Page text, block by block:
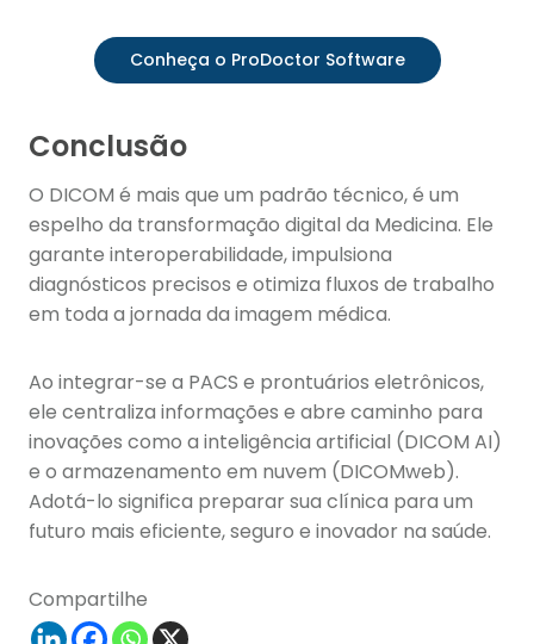
Conheça o ProDoctor Software
Conclusão
O DICOM é mais que um padrão técnico, é um
espelho da transformação digital da Medicina. Ele
garante interoperabilidade, impulsiona
diagnósticos precisos e otimiza fluxos de trabalho
em toda a jornada da imagem médica.
Ao integrar-se a PACS e prontuários eletrônicos,
ele centraliza informações e abre caminho para
inovações como a inteligência artificial (DICOM AI)
e o armazenamento em nuvem (DICOMweb).
Adotá-lo significa preparar sua clínica para um
futuro mais eficiente, seguro e inovador na saúde.
Compartilhe